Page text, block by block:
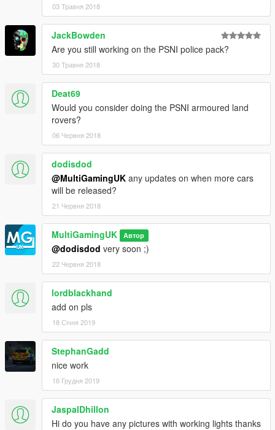
03 Травня 2018
JackBowden
Are you still working on the PSNI police pack?
30 Травня 2018
Deat69
Would you consider doing the PSNI armoured land
rovers?
06 Червня 2018
dodisdod
@MultiGamingUK any updates on when more cars
will be released?
21 Червня 2018
MultiGamingUK Автор
@dodisdod very soon ;)
22 Червня 2018
lordblackhand
add on pls
18 Січня 2019
StephanGadd
nice work
16 Грудня 2019
JaspalDhillon
Hi do you have any pictures with working lights thanks